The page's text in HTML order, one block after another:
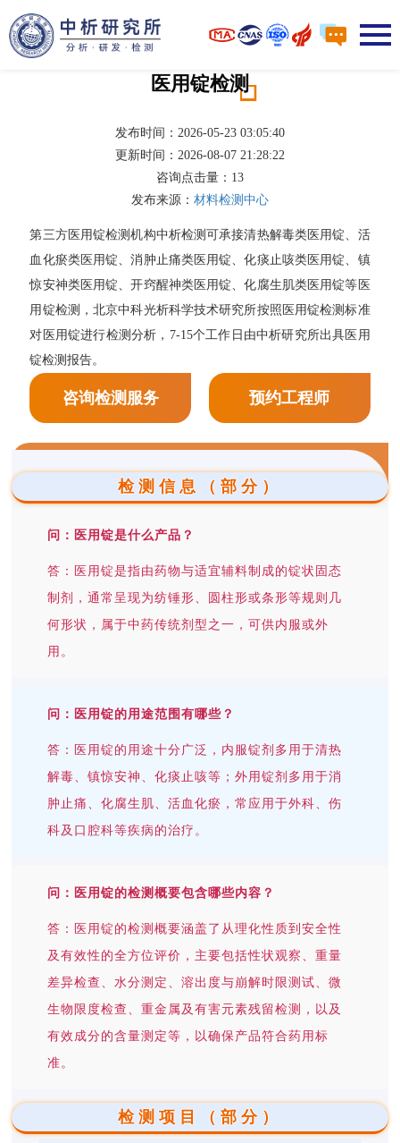
医用锭检测
发布时间：2026-05-23 03:05:40
更新时间：2026-08-07 21:28:22
咨询点击量： 13
发布来源： 材料检测中心
第三方医用锭检测机构中析检测可承接清热解毒类医用锭、活
血化瘀类医用锭、消肿止痛类医用锭、化痰止咳类医用锭、镇
惊安神类医用锭、开窍醒神类医用锭、化腐生肌类医用锭等医
用锭检测，北京中科光析科学技术研究所按照医用锭检测标准
对医用锭进行检测分析，7-15个工作日由中析研究所出具医用
锭检测报告。
咨询检测服务 预约工程师
检测信息（部分）
问：医用锭是什么产品？
答：医用锭是指由药物与适宜辅料制成的锭状固态
制剂，通常呈现为纺锤形、圆柱形或条形等规则几
何形状，属于中药传统剂型之一，可供内服或外
用。
问：医用锭的用途范围有哪些？
答：医用锭的用途十分广泛，内服锭剂多用于清热
解毒、镇惊安神、化痰止咳等；外用锭剂多用于消
肿止痛、化腐生肌、活血化瘀，常应用于外科、伤
科及口腔科等疾病的治疗。
问：医用锭的检测概要包含哪些内容？
答：医用锭的检测概要涵盖了从理化性质到安全性
及有效性的全方位评价，主要包括性状观察、重量
差异检查、水分测定、溶出度与崩解时限测试、微
生物限度检查、重金属及有害元素残留检测，以及
有效成分的含量测定等，以确保产品符合药用标
准。
检测项目（部分）